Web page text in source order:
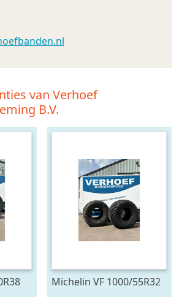
van Verhoef
B.V.
Michelin VF 1000/55R32